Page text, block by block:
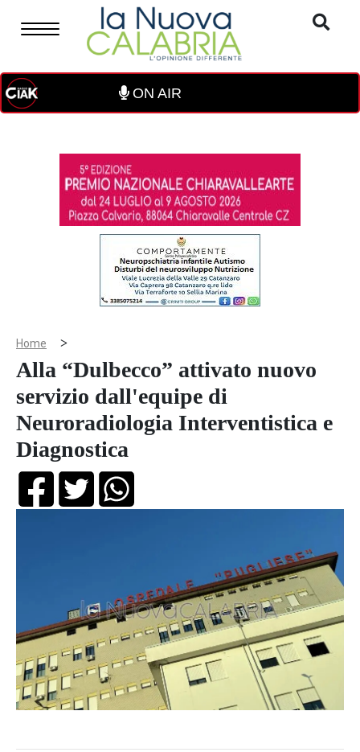
ON AIR
Home >
Alla “Dulbecco” attivato nuovo
servizio dall'equipe di
Neuroradiologia Interventistica e
Diagnostica